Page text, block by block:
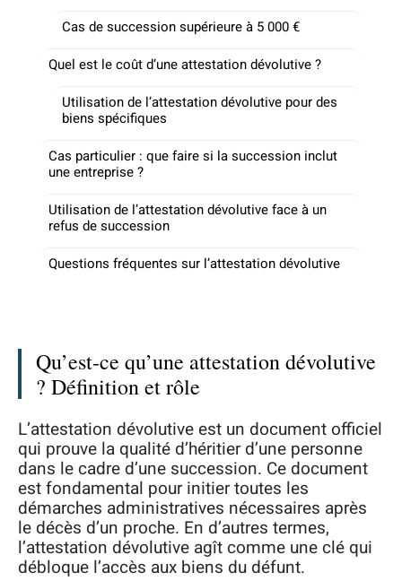
Cas de succession supérieure à 5 000 €
Quel est le coût d’une attestation dévolutive ?
Utilisation de l’attestation dévolutive pour des
biens spécifiques
Cas particulier : que faire si la succession inclut
une entreprise ?
Utilisation de l’attestation dévolutive face à un
refus de succession
Questions fréquentes sur l’attestation dévolutive
Qu’est-ce qu’une attestation dévolutive
? Définition et rôle
L’attestation dévolutive est un document officiel
qui prouve la qualité d’héritier d’une personne
dans le cadre d’une succession. Ce document
est fondamental pour initier toutes les
démarches administratives nécessaires après
le décès d’un proche. En d’autres termes,
l’attestation dévolutive agît comme une clé qui
débloque l’accès aux biens du défunt.